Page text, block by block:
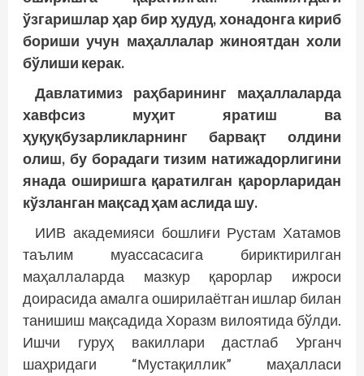
ўзгаришлар ҳар бир ҳудуд, хонадонга кириб
бориши учун маҳаллалар жиноятдан холи
бўлиши керак.
Давлатимиз раҳбарининг маҳаллаларда
хавфсиз муҳит яратиш ва
ҳуқуқбузарликларнинг барвақт олдини
олиш, бу борадаги тизим натижадорлигини
янада оширишга қаратилган қарорларидан
кўзланган мақсад ҳам аслида шу.
ИИВ академияси бошлиғи Рустам Хатамов
таълим муассасасига бириктирилган
маҳаллаларда мазкур қарорлар ижроси
доирасида амалга оширилаётган ишлар билан
танишиш мақсадида Хоразм вилоятида бўлди.
Ишчи гуруҳ вакиллари дастлаб Урганч
шаҳридаги “Мустақиллик” маҳалласи